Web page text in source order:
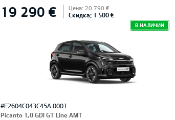
19 290 € Цена: 20 790 €
Скидка: 1 500 €
В НАЛИЧИИ
#E2604C043C45A 0001
Picanto 1,0 GDI GT Line AMT